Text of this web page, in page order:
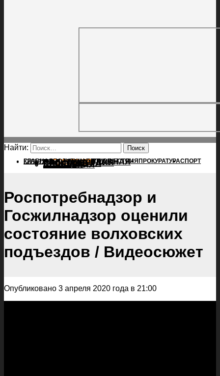
Найти:
ГЛАВНАЯПОЛИТИКАПРОИСШЕСТВИЯ ПРОКУРАТУРАСПОРТ
КУЛЬТУРАПОСЕЛЕНИЯГЛАВНАЯ
ПОЛИТИКА
ПРОИСШЕСТВИЯ
ПРОКУРАТУРА
СПОРТ
КУЛЬТУРА
ПОСЕЛЕНИЯ
Роспотребнадзор и
Госжилнадзор оценили
состояние волховских
подъездов / Видеосюжет
Опубликовано 3 апреля 2020 года в 21:00